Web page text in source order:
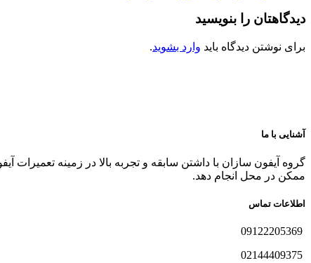
دیدگاهتان را بنویسید
برای نوشتن دیدگاه باید وارد بشوید.
آشنایی با ما
گروه آیفون سازان با داشتن سابقه و تجربه بالا در زمینه تعمیرات
ممکن در محل انجام دهد.
اطلاعات تماس